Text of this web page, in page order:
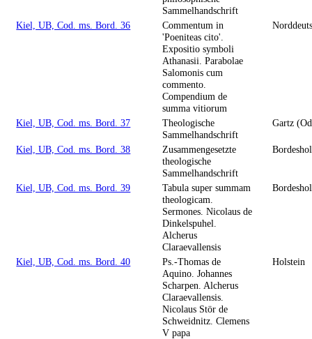
Sammelhandschrift
Kiel, UB, Cod. ms. Bord. 36
Commentum in
'Poeniteas cito'.
Expositio symboli
Athanasii. Parabolae
Salomonis cum
commento.
Compendium de
summa vitiorum
Kiel, UB, Cod. ms. Bord. 37
Theologische
Sammelhandschrift
Gartz
Kiel, UB, Cod. ms. Bord. 38
Zusammengesetzte
theologische
Sammelhandschrift
Kiel, UB, Cod. ms. Bord. 39
Tabula super summam
theologicam.
Sermones. Nicolaus de
Dinkelspuhel.
Alcherus
Claraevallensis
Kiel, UB, Cod. ms. Bord. 40
Ps.-Thomas de
Aquino. Johannes
Scharpen. Alcherus
Claraevallensis.
Nicolaus Stör de
Schweidnitz. Clemens
V papa
Holstein